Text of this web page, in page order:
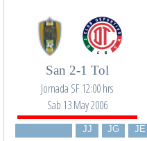
San 2-1 Tol
Jornada SF 12:00 hrs
Sab 13 May 2006
JJ JG JE